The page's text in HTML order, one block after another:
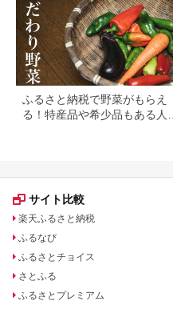
ふるさと納税で野菜がもらえ
る！特産品や希少品もある人気
サイト比較
楽天ふるさと納税
ふるなび
ふるさとチョイス
さとふる
ふるさとプレミアム